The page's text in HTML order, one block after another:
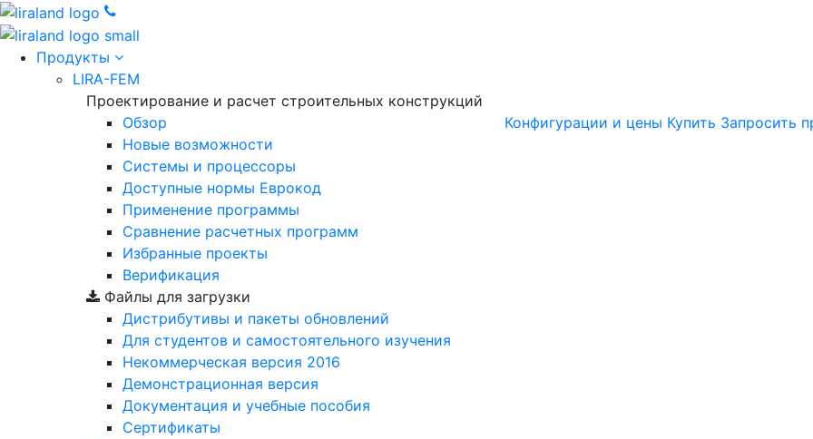
Продукты
LIRA-FEM
Проектирование и расчет строительных конструкций
Обзор
Новые возможности
Cистемы и процессоры
Доступные нормы Еврокод
Применение программы
Сравнение расчетных программ
Избранные проекты
Верификация
Конфигурации и цены Купить Запросить
Файлы для загрузки
Дистрибутивы и пакеты обновлений
Для студентов и самостоятельного изучения
Некоммерческая версия 2016
Демонстрационная версия
Документация и учебные пособия
Сертификаты